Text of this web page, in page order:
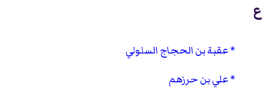
ع
عقبة بن الحجاج السلولي
علي بن حرزهم